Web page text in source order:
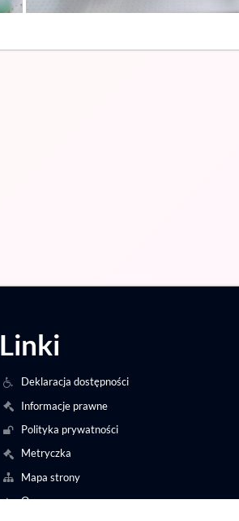
Linki
Deklaracja dostępności
Informacje prawne
Polityka prywatności
Metryczka
Mapa strony
O nas